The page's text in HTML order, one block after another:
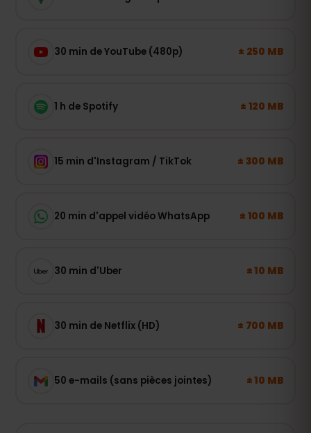
30 min de YouTube (480p) ± 250 MB
1 h de Spotify ± 120 MB
15 min d'Instagram / TikTok ± 300 MB
20 min d'appel vidéo WhatsApp ± 100 MB
30 min d'Uber ± 10 MB
30 min de Netflix (HD) ± 700 MB
50 e-mails (sans pièces jointes) ± 10 MB